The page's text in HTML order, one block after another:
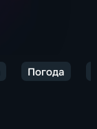
Погода